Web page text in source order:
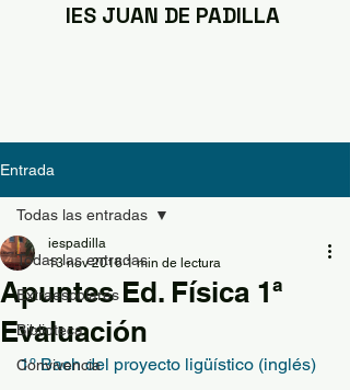
IES JUAN DE PADILLA
Entrada
Todas las entradas
Extraescolares
Biblioteca
Convivencia
Todas las entradas
Apuntes Ed. Física 1ª
Evaluación
iespadilla
13 nov 2016 1 min de lectura
1º Bach del proyecto ligüístico (inglés)